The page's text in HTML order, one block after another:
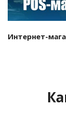
Интернет-